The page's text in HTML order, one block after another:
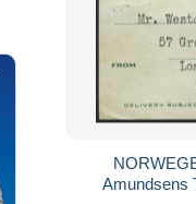
Amundsens